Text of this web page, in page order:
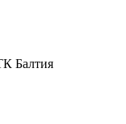
Балтия